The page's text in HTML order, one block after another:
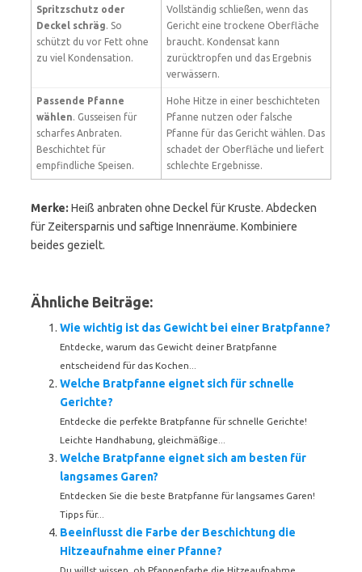
Spritzschutz oder
Deckel schräg. So
schützt du vor Fett ohne
zu viel Kondensation.
Vollständig schließen, wenn das
Gericht eine trockene Oberfläche
braucht. Kondensat kann
zurücktropfen und das Ergebnis
verwässern.
Passende Pfanne
wählen. Gusseisen für
scharfes Anbraten.
Beschichtet für
empfindliche Speisen.
Hohe Hitze in einer beschichteten
Pfanne nutzen oder falsche
Pfanne für das Gericht wählen. Das
schadet der Oberfläche und liefert
schlechte Ergebnisse.
Merke: Heiß anbraten ohne Deckel für Kruste. Abdecken
für Zeitersparnis und saftige Innenräume. Kombiniere
beides gezielt.
Ähnliche Beiträge:
Wie wichtig ist das Gewicht bei einer Bratpfanne?
Entdecke, warum das Gewicht deiner Bratpfanne
entscheidend für das Kochen...
Welche Bratpfanne eignet sich für schnelle
Gerichte?
Entdecke die perfekte Bratpfanne für schnelle Gerichte!
Leichte Handhabung, gleichmäßige...
Welche Bratpfanne eignet sich am besten für
langsames Garen?
Entdecken Sie die beste Bratpfanne für langsames Garen!
Tipps für...
Beeinflusst die Farbe der Beschichtung die
Hitzeaufnahme einer Pfanne?